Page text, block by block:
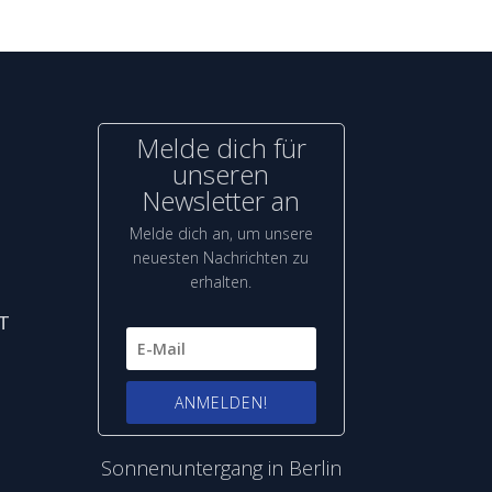
Melde dich für
unseren
Newsletter an
Melde dich an, um unsere
neuesten Nachrichten zu
erhalten.
ANMELDEN!
Sonnenuntergang in Berlin